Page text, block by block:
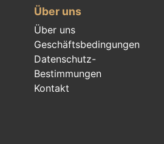
Über uns
Über uns
Geschäftsbedingungen
Datenschutz-
Bestimmungen
Kontakt